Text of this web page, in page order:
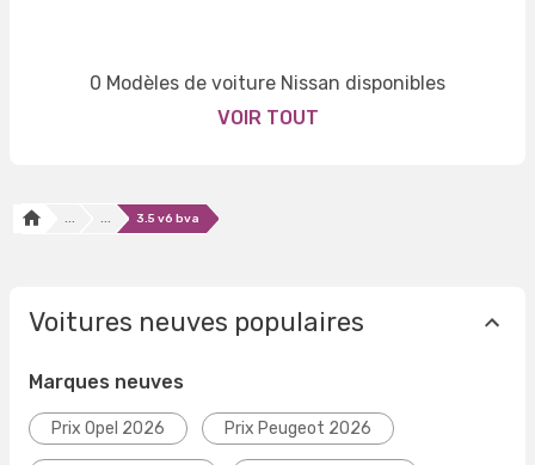
0 Modèles de voiture Nissan disponibles
VOIR TOUT
... ... 3.5 v6 bva
Voitures neuves populaires
Marques neuves
Prix Opel 2026 Prix Peugeot 2026